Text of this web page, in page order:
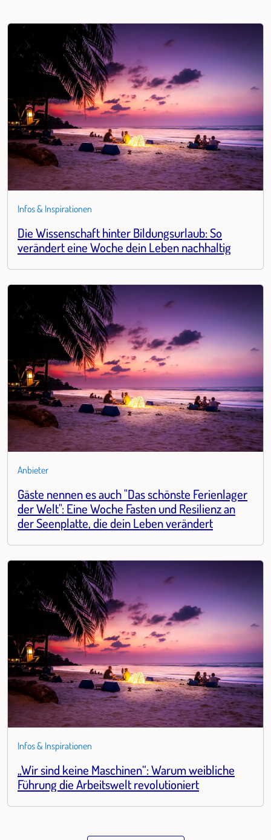
Infos & Inspirationen
Die Wissenschaft hinter Bildungsurlaub: So
verändert eine Woche dein Leben nachhaltig
Anbieter
Gäste nennen es auch "Das schönste Ferienlager
der Welt": Eine Woche Fasten und Resilienz an
der Seenplatte, die dein Leben verändert
Infos & Inspirationen
„Wir sind keine Maschinen“: Warum weibliche
Führung die Arbeitswelt revolutioniert